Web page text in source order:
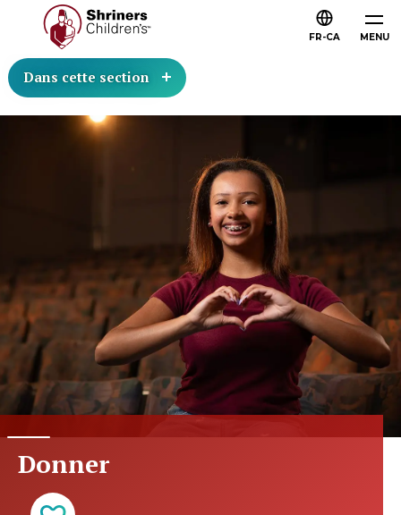
MENU
FR-CA
Dans cette section
Donner